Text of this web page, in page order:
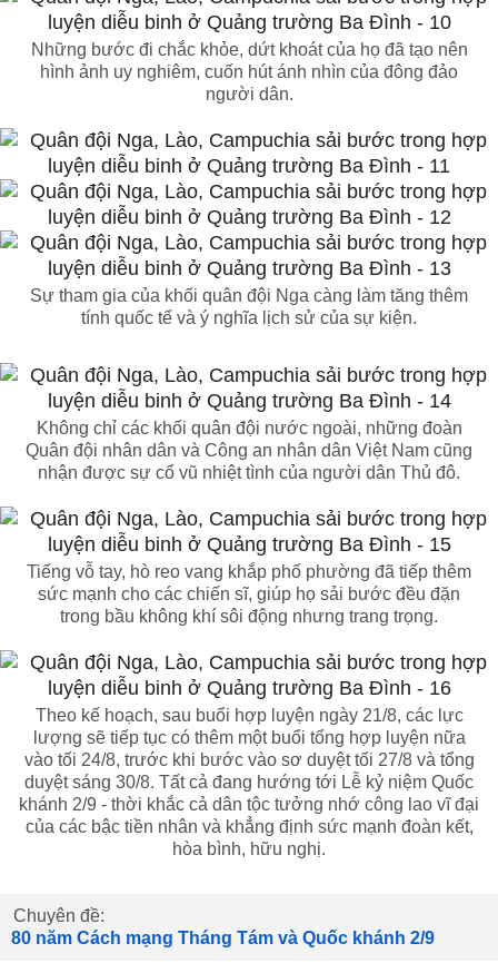
Những bước đi chắc khỏe, dứt khoát của họ đã tạo nên
hình ảnh uy nghiêm, cuốn hút ánh nhìn của đông đảo
người dân.
Sự tham gia của khối quân đội Nga càng làm tăng thêm
tính quốc tế và ý nghĩa lịch sử của sự kiện.
Không chỉ các khối quân đội nước ngoài, những đoàn
Quân đội nhân dân và Công an nhân dân Việt Nam cũng
nhận được sự cổ vũ nhiệt tình của người dân Thủ đô.
Tiếng vỗ tay, hò reo vang khắp phố phường đã tiếp thêm
sức mạnh cho các chiến sĩ, giúp họ sải bước đều đặn
trong bầu không khí sôi động nhưng trang trọng.
Theo kế hoạch, sau buổi hợp luyện ngày 21/8, các lực
lượng sẽ tiếp tục có thêm một buổi tổng hợp luyện nữa
vào tối 24/8, trước khi bước vào sơ duyệt tối 27/8 và tổng
duyệt sáng 30/8. Tất cả đang hướng tới Lễ kỷ niệm Quốc
khánh 2/9 - thời khắc cả dân tộc tưởng nhớ công lao vĩ đại
của các bậc tiền nhân và khẳng định sức mạnh đoàn kết,
hòa bình, hữu nghị.
Chuyên đề:
80 năm Cách mạng Tháng Tám và Quốc khánh 2/9